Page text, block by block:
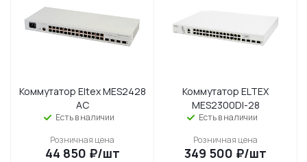
Коммутатор Eltex MES2428
AC
Есть в наличии
Розничная цена
44 850 ₽/шт
Коммутатор ELTEX
MES2300DI-28
Есть в наличии
Розничная цена
349 500 ₽/шт